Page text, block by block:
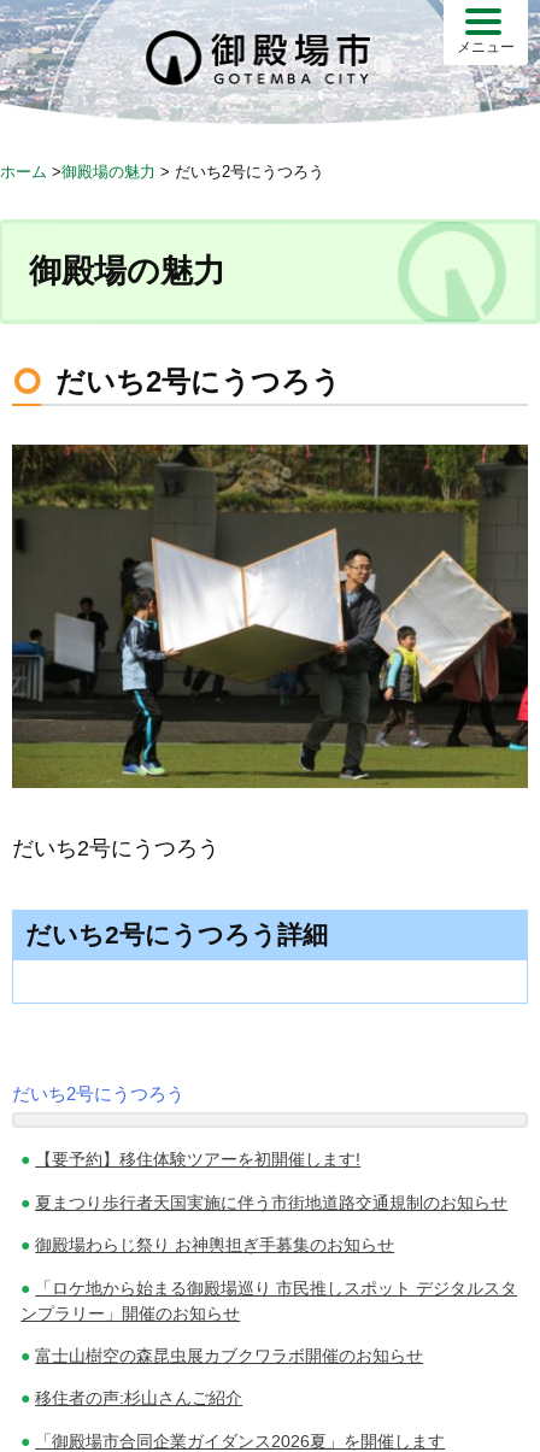
S
k
i
p
o
メニュー
ホーム >御殿場の魅力 > だいち2号にうつろう
御殿場の魅力
だいち2号にうつろう
だいち2号にうつろう
だいち2号にうつろう詳細
投
稿
ナ
ビ
ゲ
シ
ョ
だいち2号にうつろう
【要予約】移住体験ツアーを初開催します!
夏まつり歩行者天国実施に伴う市街地道路交通規制のお知らせ
御殿場わらじ祭り お神輿担ぎ手募集のお知らせ
「ロケ地から始まる御殿場巡り 市民推しスポット デジタルスタ
ンプラリー」開催のお知らせ
富士山樹空の森昆虫展カブクワラボ開催のお知らせ
移住者の声:杉山さんご紹介
「御殿場市合同企業ガイダンス2026夏」を開催します